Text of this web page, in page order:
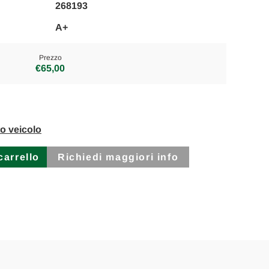
A+
268193
Prezzo
€65,00
veicolo
Richiedi maggiori info